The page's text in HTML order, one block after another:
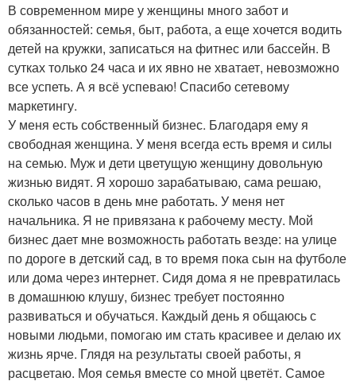
В современном мире у женщины много забот и
обязанностей: семья, быт, работа, а еще хочется водить
детей на кружки, записаться на фитнес или бассейн. В
сутках только 24 часа и их явно не хватает, невозможно
все успеть. А я всё успеваю! Спасибо сетевому
маркетингу.
У меня есть собственный бизнес. Благодаря ему я
свободная женщина. У меня всегда есть время и силы
на семью. Муж и дети цветущую женщину довольную
жизнью видят. Я хорошо зарабатываю, сама решаю,
сколько часов в день мне работать. У меня нет
начальника. Я не привязана к рабочему месту. Мой
бизнес дает мне возможность работать везде: на улице
по дороге в детский сад, в то время пока сын на футболе
или дома через интернет. Сидя дома я не превратилась
в домашнюю клушу, бизнес требует постоянно
развиваться и обучаться. Каждый день я общаюсь с
новыми людьми, помогаю им стать красивее и делаю их
жизнь ярче. Глядя на результаты своей работы, я
расцветаю. Моя семья вместе со мной цветёт. Самое